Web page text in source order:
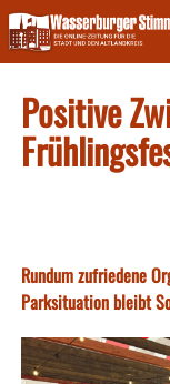
Skip
to
content
Positive
Rundum zufriedene
Parksituation bleibt